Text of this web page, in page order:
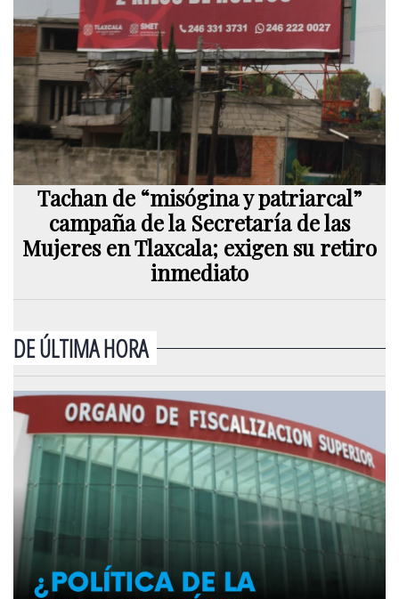
Tachan de “misógina y patriarcal”
campaña de la Secretaría de las
Mujeres en Tlaxcala; exigen su retiro
inmediato
DE ÚLTIMA HORA